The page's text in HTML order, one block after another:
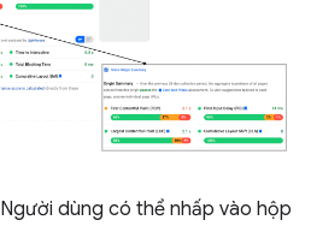
Người dùng có thể nhấp vào hộp